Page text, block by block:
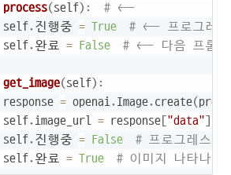
process(self) :
# <--
self
. 진행중 = True
# <-- 프로그레
self
. 완료 = False # <-- 다음 프롬
get_image(self) :
= openai. Image. create(
self
. image_url = response["data"]
self
. 진행중 = False
# 프로그레스
self
. 완료 = True # 이미지 나타나게!